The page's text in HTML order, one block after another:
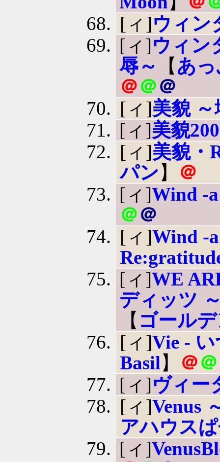
[ィ]ウィン
[ィ]ウィン
辱～
【 あ
＠＠＠
[ィ]美貌
[ィ]美貌
[ィ]美貌・
パン 】
＠
[ィ]Wind -
＠＠
[ィ]Wind -
[ィ]WE
ディッツ
【 ゴール
[ィ]Vie -
Basil】 ＠＠
[ィ]ヴィー
[ィ]Venus
アハウス
[ィ]